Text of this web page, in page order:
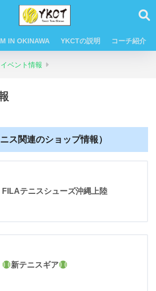
IN OKINAWA YKCTの説明 コーチ紹介
ベント情報
ニス関連のショップ情報）
FILAテニスシューズ沖縄上陸
新テニスギア